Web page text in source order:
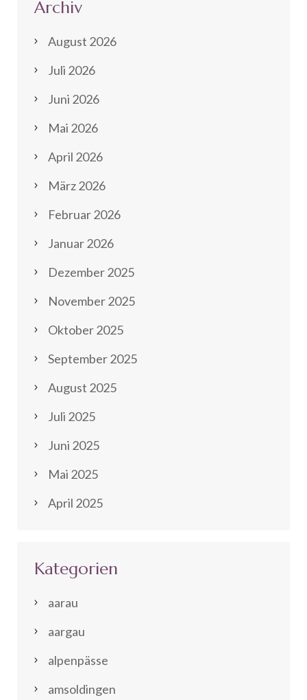
Archiv
August 2026
Juli 2026
Juni 2026
Mai 2026
April 2026
März 2026
Februar 2026
Januar 2026
Dezember 2025
November 2025
Oktober 2025
September 2025
August 2025
Juli 2025
Juni 2025
Mai 2025
April 2025
Kategorien
aarau
aargau
alpenpässe
amsoldingen